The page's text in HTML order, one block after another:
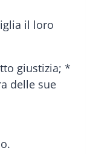
il loro
giustizia; *
delle sue